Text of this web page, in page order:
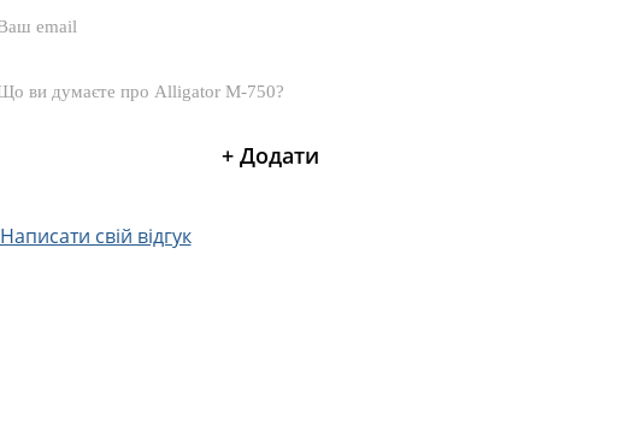
Написати свій відгук